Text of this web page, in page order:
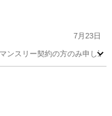
7月23日
ンスリー契約の方のみ申し